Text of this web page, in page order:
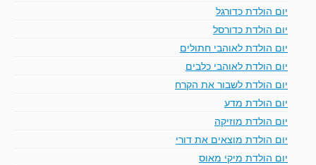
יום הולדת כדורגל
יום הולדת כדורסל
יום הולדת לאוהבי חתולים
יום הולדת לאוהבי כלבים
יום הולדת לשבור את הקרח
יום הולדת מדע
יום הולדת מוזיקה
יום הולדת מוצאים את דורי
יום הולדת מיקי מאוס